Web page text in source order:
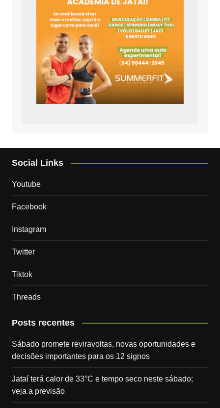
Social Links
Youtube
Facebook
Instagram
Twitter
Tiktok
Threads
Posts recentes
Sábado promete reviravoltas, novas oportunidades e
decisões importantes para os 12 signos
Jataí terá calor de 33°C e tempo seco neste sábado;
veja a previsão